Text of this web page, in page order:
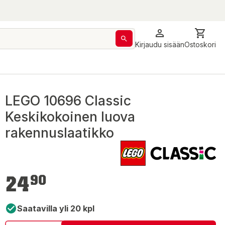
Kirjaudu sisäänOstoskori
LEGO 10696 Classic
Keskikokoinen luova
rakennuslaatikko
2490
Saatavilla yli 20 kpl